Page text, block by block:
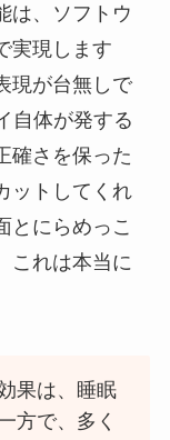
は、ソフトウ
実現します
現が台無しで
自体が発する
確さを保った
ットしてくれ
とにらめっこ
これは本当に
果は、睡眠
方で、多く